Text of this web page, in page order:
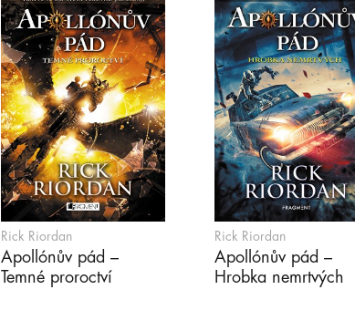
Rick Riordan
Apollónův pád –
Temné proroctví
Rick Riordan
Apollónův pád –
Hrobka nemrtvých